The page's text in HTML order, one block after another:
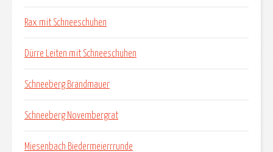
Rax mit Schneeschuhen
Dürre Leiten mit Schneeschuhen
Schneeberg Brandmauer
Schneeberg Novembergrat
Miesenbach Biedermeierrrunde